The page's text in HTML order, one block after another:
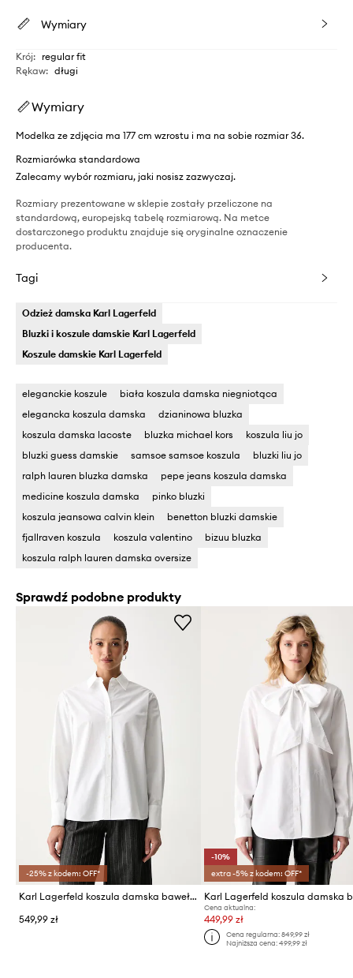
Wymiary
Krój: regular fit
Rękaw: długi
Wymiary
Modelka ze zdjęcia ma 177 cm wzrostu i ma na sobie rozmiar 36.
Rozmiarówka standardowa
Zalecamy wybór rozmiaru, jaki nosisz zazwyczaj.
Rozmiary prezentowane w sklepie zostały przeliczone na
standardową, europejską tabelę rozmiarową. Na metce
dostarczonego produktu znajduje się oryginalne oznaczenie
producenta.
Tagi
Odzież damska Karl Lagerfeld
Bluzki i koszule damskie Karl Lagerfeld
Koszule damskie Karl Lagerfeld
eleganckie koszule
biała koszula damska niegniotąca
elegancka koszula damska
dzianinowa bluzka
koszula damska lacoste
bluzka michael kors
koszula liu jo
bluzki guess damskie
samsoe samsoe koszula
bluzki liu jo
ralph lauren bluzka damska
pepe jeans koszula damska
medicine koszula damska
pinko bluzki
koszula jeansowa calvin klein
benetton bluzki damskie
fjallraven koszula
koszula valentino
bizuu bluzka
koszula ralph lauren damska oversize
Sprawdź podobne produkty
-25% z kodem: OFF*
Karl Lagerfeld koszula damska bawełniana
549,99 zł
-10%
extra -5% z kodem: OFF*
Cena aktualna:
449,99 zł
Cena regularna: 849,99 zł
Najniższa cena: 499,99 zł